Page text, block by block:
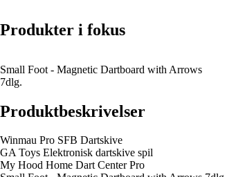
Produkter i fokus
Small Foot - Magnetic Dartboard with Arrows
7dlg.
Produktbeskrivelser
Winmau Pro SFB Dartskive
GA Toys Elektronisk dartskive spil
My Hood Home Dart Center Pro